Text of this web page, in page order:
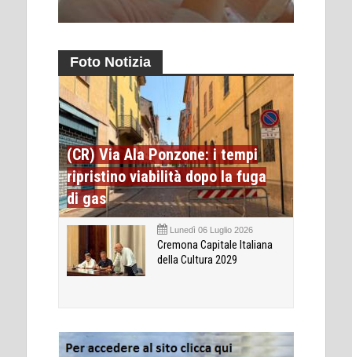
Foto Notizia
(CR) Via Ala Ponzone: i tempi
ripristino viabilità dopo la fuga
di gas
Lunedì 06 Luglio 2026
Cremona Capitale Italiana
della Cultura 2029